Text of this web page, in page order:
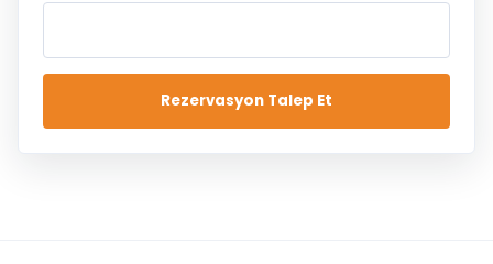
Rezervasyon Talep Et